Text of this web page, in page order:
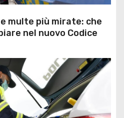
multe più mirate: che
nel nuovo Codice